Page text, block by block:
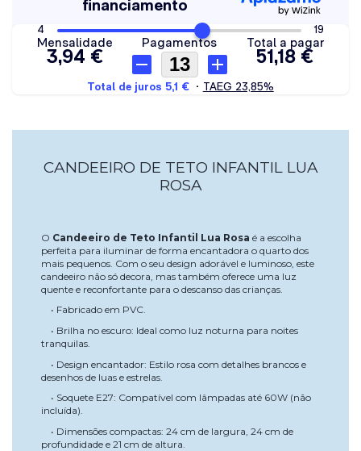
CANDEEIRO DE TETO INFANTIL LUA
ROSA
O Candeeiro de Teto Infantil Lua Rosa é a escolha
perfeita para iluminar de forma encantadora o quarto dos
mais pequenos. Com o seu design adorável e luminoso, este
candeeiro não só decora, mas também oferece uma luz
quente e reconfortante para o descanso das crianças.
• Fabricado em PVC.
• Brilha no escuro: Ideal como luz noturna para noites
tranquilas.
• Design encantador: Estilo rosa com detalhes brancos e
desenhos de luas e estrelas.
• Soquete E27: Compatível com lâmpadas até 60W (não
incluída).
• Dimensões compactas: 24 cm de largura, 24 cm de
profundidade e 21 cm de altura.